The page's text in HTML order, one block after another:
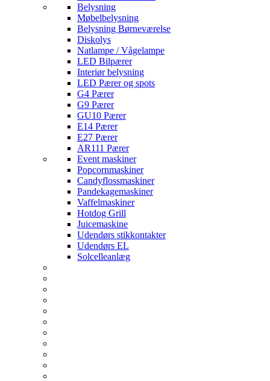
Belysning
Møbelbelysning
Belysning Børneværelse
Diskolys
Natlampe / Vågelampe
LED Bilpærer
Interiør belysning
LED Pærer og spots
G4 Pærer
G9 Pærer
GU10 Pærer
E14 Pærer
E27 Pærer
AR111 Pærer
Event maskiner
Popcornmaskiner
Candyflossmaskiner
Pandekagemaskiner
Vaffelmaskiner
Hotdog Grill
Juicemaskine
Udendørs stikkontakter
Udendørs EL
Solcelleanlæg